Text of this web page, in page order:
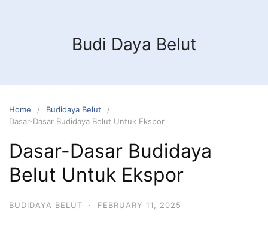
Budi Daya Belut
Home
Budidaya Belut
Dasar-Dasar Budidaya Belut Untuk Ekspor
Dasar-Dasar Budidaya
Belut Untuk Ekspor
BUDIDAYA BELUT · FEBRUARY 11, 2025